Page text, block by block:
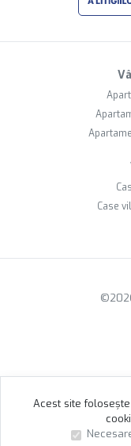
Case
©
Acest site